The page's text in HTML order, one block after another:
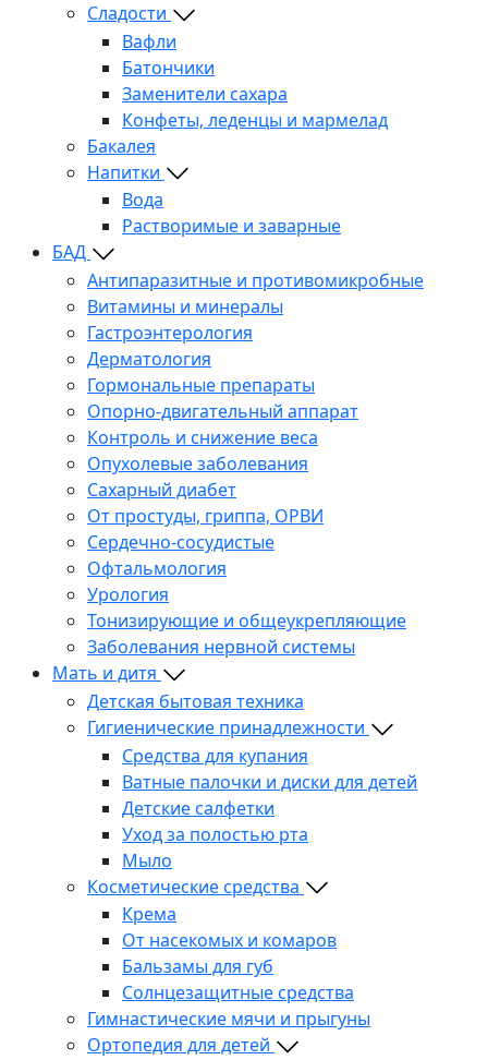
Сладости
Вафли
Батончики
Заменители сахара
Конфеты, леденцы и мармелад
Бакалея
Напитки
Вода
Растворимые и заварные
БАД
Антипаразитные и противомикробные
Витамины и минералы
Гастроэнтерология
Дерматология
Гормональные препараты
Опорно-двигательный аппарат
Контроль и снижение веса
Опухолевые заболевания
Сахарный диабет
От простуды, гриппа, ОРВИ
Сердечно-сосудистые
Офтальмология
Урология
Тонизирующие и общеукрепляющие
Заболевания нервной системы
Мать и дитя
Детская бытовая техника
Гигиенические принадлежности
Средства для купания
Ватные палочки и диски для детей
Детские салфетки
Уход за полостью рта
Мыло
Косметические средства
Крема
От насекомых и комаров
Бальзамы для губ
Солнцезащитные средства
Гимнастические мячи и прыгуны
Ортопедия для детей